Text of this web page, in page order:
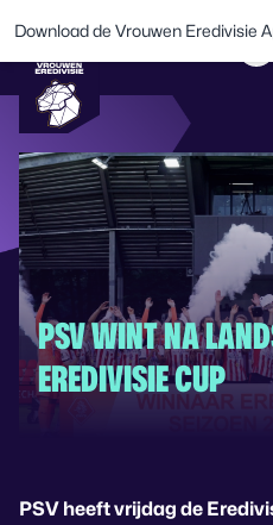
PSV WINT NA
EREDIVISIE CUP
PSV heeft vrijdag de
Download de Vrouwen Eredivisie